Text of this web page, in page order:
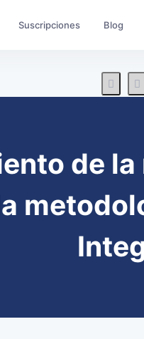
Suscripciones Blog
de